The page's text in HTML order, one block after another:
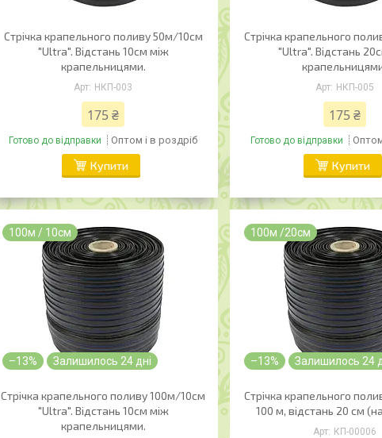
Стрічка крапельного поливу 50м/10см
"Ultra". Відстань 10см між
крапельницями.
НКП-003
175 ₴
Готово до відправки Оптом і в роздріб
Купити
Стрічка крапельного
"Ultra". Відстань
НКП-005
175 ₴
Готово до відправки
Купити
100м / 10см
–13% Залишилось 24 дні
Стрічка крапельного поливу 100м/10см
"Ultra". Відстань 10см між
крапельницями.
100м /20см
–13% Залишилось 24
Стрічка крапельного
100 м, відстань 20 см
КП-00006